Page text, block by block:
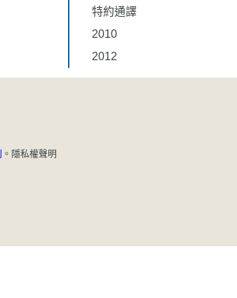
特約通譯
2010
2012
。 隱私權聲明